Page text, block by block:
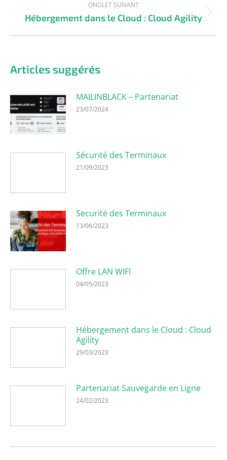
ONGLET SUIVANT
Hébergement dans le Cloud : Cloud Agility
Articles suggérés
MAILINBLACK – Partenariat
23/07/2024
Sécurité des Terminaux
21/09/2023
Securité des Terminaux
13/06/2023
Offre LAN WIFI
04/05/2023
Hébergement dans le Cloud : Cloud
Agility
29/03/2023
Partenariat Sauvegarde en Ligne
24/02/2023